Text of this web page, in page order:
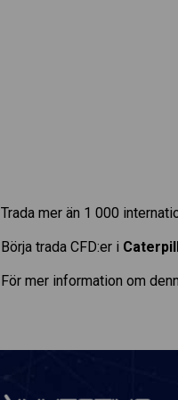
Trada mer än 1 000
Börja trada CFD:er i
För mer information om